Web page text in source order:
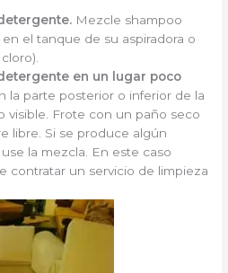
Mezcle shampoo
el tanque de su aspiradora o
en un lugar poco
la parte posterior o inferior de la
visible. Frote con un paño seco
libre. Si se produce algún
la mezcla. En este caso
contratar un servicio de limpieza